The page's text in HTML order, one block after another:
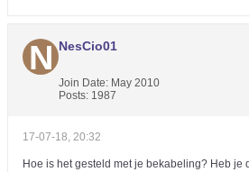
NesCio01
Join Date: May 2010
Posts: 1987
17-07-18, 20:32
Hoe is het gesteld met je bekabeling? Heb je